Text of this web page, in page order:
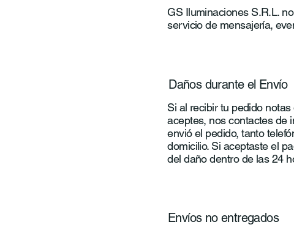
GS Iluminaciones S.R.L.
servicio de mensajería,
Daños durante el Envío
Si al recibir tu pedido
aceptes, nos contactes de
envió el pedido, tanto
domicilio. Si aceptaste el
del daño dentro de las 24
Envíos no entregados